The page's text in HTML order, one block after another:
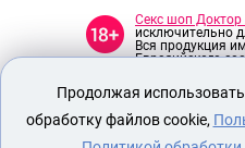
Секс шоп
исключительно
Вся продукция
Евразийского
О
ОПЛАТА И
Продолжая
обработку файлов cookie,